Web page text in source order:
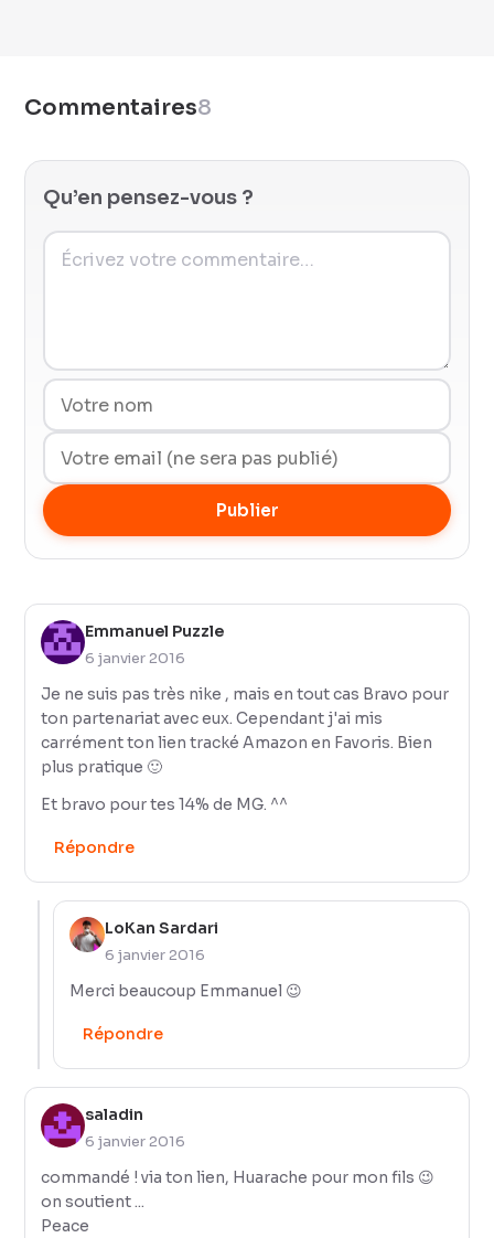
Commentaires8
Qu’en pensez-vous ?
Publier
Emmanuel Puzzle
6 janvier 2016
Je ne suis pas très nike , mais en tout cas Bravo pour
ton partenariat avec eux. Cependant j'ai mis
carrément ton lien tracké Amazon en Favoris. Bien
plus pratique 🙂
Et bravo pour tes 14% de MG. ^^
Répondre
LoKan Sardari
6 janvier 2016
Merci beaucoup Emmanuel 😉
Répondre
saladin
6 janvier 2016
commandé ! via ton lien, Huarache pour mon fils 😉
on soutient ...
Peace